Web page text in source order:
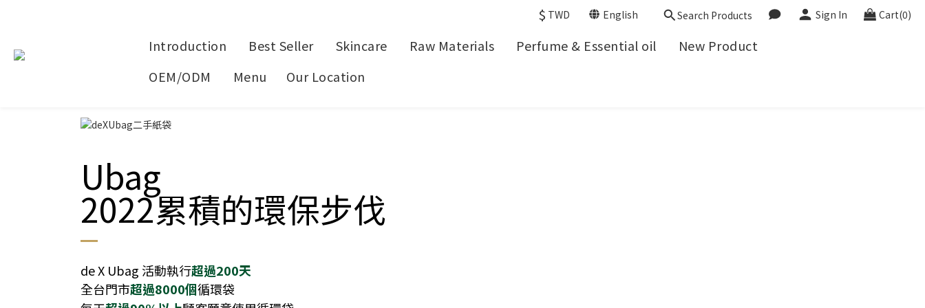
$ TWD English Search Products Sign In Cart(0)
Introduction Best Seller Skincare Raw Materials Perfume & Essential oil
New Product
OEM/ODM
Menu Our Location
Ubag
2022累積的環保步伐
de X Ubag 活動執行超過200天
全台門市超過8000個循環袋